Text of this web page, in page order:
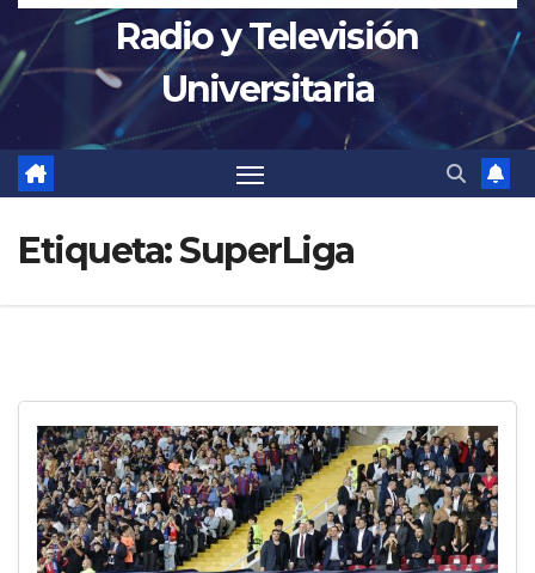
Radio y Televisión
Universitaria
Etiqueta:SuperLiga